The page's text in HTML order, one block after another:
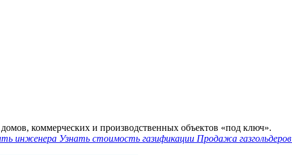
коммерческих и производственных объектов «под ключ».
инженера Узнать стоимость газификации Продажа газгольдеров